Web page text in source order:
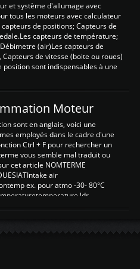
et système d'allumage avec
tous les moteurs avec calculateur
de positions; Capteurs de
capteurs de température;
(air)Les capteurs de
de vitesse (boite ou roues)
position sont indispensables à une
Moteur
sont en anglais, voici une
employés dans le cadre d'une
Ctrl + F pour rechercher un
vous semble mal traduit ou
cet article NOMTERME
air
ex. pour atmo -30- 80°C
ldr